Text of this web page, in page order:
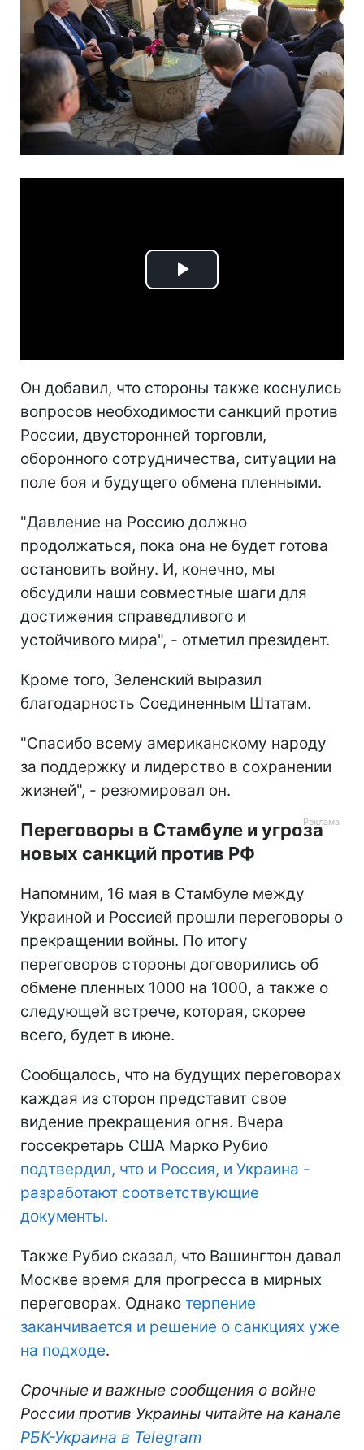
Play
Он добавил, что стороны также коснулись
вопросов необходимости санкций против
России, двусторонней торговли,
оборонного сотрудничества, ситуации на
поле боя и будущего обмена пленными.
"Давление на Россию должно
продолжаться, пока она не будет готова
остановить войну. И, конечно, мы
обсудили наши совместные шаги для
достижения справедливого и
устойчивого мира", - отметил президент.
Кроме того, Зеленский выразил
благодарность Соединенным Штатам.
"Спасибо всему американскому народу
за поддержку и лидерство в сохранении
жизней", - резюмировал он.
Переговоры в Стамбуле и угроза
новых санкций против РФ
Напомним, 16 мая в Стамбуле между
Украиной и Россией прошли переговоры о
прекращении войны. По итогу
переговоров стороны договорились об
обмене пленных 1000 на 1000, а также о
следующей встрече, которая, скорее
всего, будет в июне.
Сообщалось, что на будущих переговорах
каждая из сторон представит свое
видение прекращения огня. Вчера
госсекретарь США Марко Рубио
подтвердил, что и Россия, и Украина -
разработают соответствующие
документы.
Также Рубио сказал, что Вашингтон давал
Москве время для прогресса в мирных
переговорах. Однако терпение
заканчивается и решение о санкциях уже
на подходе.
Срочные и важные сообщения о войне
России против Украины читайте на канале
РБК-Украина в Telegram